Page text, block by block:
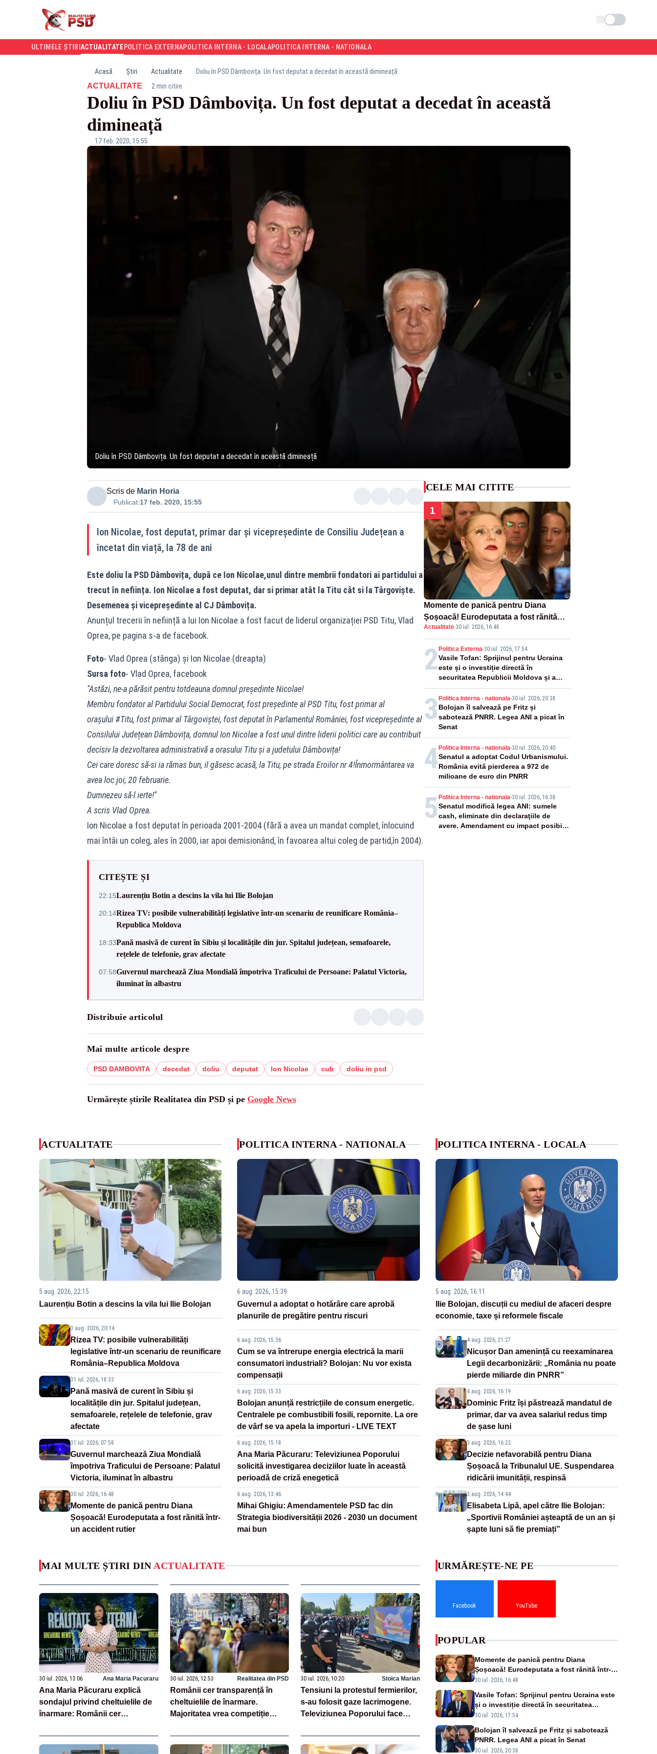
Schimba tema
ULTIMELE ȘTIRI ACTUALITATE POLITICA EXTERNAPOLITICA INTERNA - LOCALAPOLITICA INTERNA - NATIONALA
Acasă Știri Actualitate Doliu în PSD Dâmbovița. Un fost deputat a decedat în această dimineață
ACTUALITATE· 2 min citire
Doliu în PSD Dâmbovița. Un fost deputat a decedat în această
dimineață
17 feb. 2020, 15:55
Doliu în PSD Dâmbovița. Un fost deputat a decedat în această dimineață
Scris de Marin Horia
Publicat:17 feb. 2020, 15:55
Ion Nicolae, fost deputat, primar dar și vicepreședinte de Consiliu Județean a
încetat din viață, la 78 de ani
Este doliu la PSD Dâmbovița, după ce Ion Nicolae,unul dintre membrii fondatori ai partidului a
trecut în neființa. Ion Nicolae a fost deputat, dar si primar atât la Titu cât si la Târgoviște.
Desemenea și vicepreședinte al CJ Dâmbovița.
Anunțul trecerii în neființă a lui Ion Nicolae a fost facut de liderul organizației PSD Titu, Vlad
Oprea, pe pagina s-a de facebook.
Foto- Vlad Oprea (stânga) și Ion Nicolae (dreapta)
Sursa foto- Vlad Oprea, facebook
''Astăzi, ne-a părăsit pentru totdeauna domnul președinte Nicolae!
Membru fondator al Partidului Social Democrat, fost președinte al PSD Titu, fost primar al
orașului #Titu, fost primar al Târgoviștei, fost deputat în Parlamentul României, fost vicepreședinte al
Consilului Județean Dâmbovița, domnul Ion Nicolae a fost unul dintre liderii politici care au contribuit
decisiv la dezvoltarea administrativă a orasului Titu și a judetului Dâmbovița!
Cei care doresc să-si ia rămas bun, il găsesc acasă, la Titu, pe strada Eroilor nr 4!Înmormântarea va
avea loc joi, 20 februarie.
Dumnezeu să-l ierte!''
A scris Vlad Oprea.
Ion Nicolae a fost deputat în perioada 2001-2004 (fără a avea un mandat complet, înlocuind
mai întâi un coleg, ales în 2000, iar apoi demisionând, în favoarea altui coleg de partid,în 2004).
CITEȘTE ȘI
22:15Laurențiu Botin a descins la vila lui Ilie Bolojan
20:14Rizea TV: posibile vulnerabilități legislative într-un scenariu de reunificare România–
Republica Moldova
18:33Pană masivă de curent în Sibiu și localitățile din jur. Spitalul județean, semafoarele,
rețelele de telefonie, grav afectate
07:58Guvernul marchează Ziua Mondială împotriva Traficului de Persoane: Palatul Victoria,
iluminat în albastru
Distribuie articolul
Mai multe articole despre
PSD DAMBOVITA decedat doliu deputat Ion Nicolae cub doliu in psd
Urmărește știrile Realitatea din PSD și pe Google News
CELE MAI CITITE
1
Momente de panică pentru Diana
Șoșoacă! Eurodeputata a fost rănită
într-un accident rutier
Actualitate·30 iul. 2026, 16:48
2 Politica Externa-30 iul. 2026, 17:54
Vasile Tofan: Sprijinul pentru Ucraina
este și o investiție directă în
securitatea Republicii Moldova și a
întregii regiuni
3 Politica Interna - nationala-30 iul. 2026, 20:38
Bolojan îl salvează pe Fritz și
sabotează PNRR. Legea ANI a picat în
Senat
4 Politica Interna - nationala-30 iul. 2026, 20:40
Senatul a adoptat Codul Urbanismului.
România evită pierderea a 972 de
milioane de euro din PNRR
5 Politica Interna - nationala-30 iul. 2026, 16:38
Senatul modifică legea ANI: sumele
cash, eliminate din declaraţiile de
avere. Amendament cu impact posibil
ACTUALITATE
5 aug. 2026, 22:15
Laurențiu Botin a descins la vila lui Ilie Bolojan
3 aug. 2026, 20:14
Rizea TV: posibile vulnerabilități
legislative într-un scenariu de reunificare
România–Republica Moldova
31 iul. 2026, 18:33
Pană masivă de curent în Sibiu și
localitățile din jur. Spitalul județean,
semafoarele, rețelele de telefonie, grav
afectate
31 iul. 2026, 07:58
Guvernul marchează Ziua Mondială
împotriva Traficului de Persoane: Palatul
Victoria, iluminat în albastru
30 iul. 2026, 16:48
Momente de panică pentru Diana
Șoșoacă! Eurodeputata a fost rănită într-
un accident rutier
POLITICA INTERNA - NATIONALA
6 aug. 2026, 15:39
Guvernul a adoptat o hotărâre care aprobă
planurile de pregătire pentru riscuri
6 aug. 2026, 15:36
Cum se va întrerupe energia electrică la marii
consumatori industriali? Bolojan: Nu vor exista
compensații
6 aug. 2026, 15:33
Bolojan anunță restricțiile de consum energetic.
Centralele pe combustibili fosili, repornite. La ore
de vârf se va apela la importuri - LIVE TEXT
6 aug. 2026, 15:18
Ana Maria Păcuraru: Televiziunea Poporului
solicită investigarea deciziilor luate în această
perioadă de criză enegetică
6 aug. 2026, 13:46
Mihai Ghigiu: Amendamentele PSD fac din
Strategia biodiversității 2026 - 2030 un document
mai bun
POLITICA INTERNA - LOCALA
5 aug. 2026, 16:11
Ilie Bolojan, discuții cu mediul de afaceri despre
economie, taxe și reformele fiscale
4 aug. 2026, 21:27
Nicușor Dan amenință cu reexaminarea
Legii decarbonizării: „România nu poate
pierde miliarde din PNRR”
4 aug. 2026, 16:19
Dominic Fritz își păstrează mandatul de
primar, dar va avea salariul redus timp
de șase luni
3 aug. 2026, 16:22
Decizie nefavorabilă pentru Diana
Șoșoacă la Tribunalul UE. Suspendarea
ridicării imunității, respinsă
3 aug. 2026, 14:44
Elisabeta Lipă, apel către Ilie Bolojan:
„Sportivii României așteaptă de un an și
șapte luni să fie premiați”
MAI MULTE ȘTIRI DIN ACTUALITATE
30 iul. 2026, 13:06 Ana Maria Pacuraru
Ana Maria Păcuraru explică
sondajul privind cheltuielile de
înarmare: Românii cer
echilibru între partenerii externi
30 iul. 2026, 12:53 Realitatea din PSD
Românii cer transparență în
cheltuielile de înarmare.
Majoritatea vrea competiție
SONDAJ
30 iul. 2026, 10:20 Stoica Marian
Tensiuni la protestul fermierilor,
s-au folosit gaze lacrimogene.
Televiziunea Poporului face
URMĂREȘTE-NE PE
Facebook YouTube
POPULAR
Momente de panică pentru Diana
Șoșoacă! Eurodeputata a fost rănită într-
un accident rutier
30 iul. 2026, 16:48
Vasile Tofan: Sprijinul pentru Ucraina este
și o investiție directă în securitatea
Republicii Moldova și a întregii regiuni
30 iul. 2026, 17:54
Bolojan îl salvează pe Fritz și sabotează
PNRR. Legea ANI a picat în Senat
30 iul. 2026, 20:38